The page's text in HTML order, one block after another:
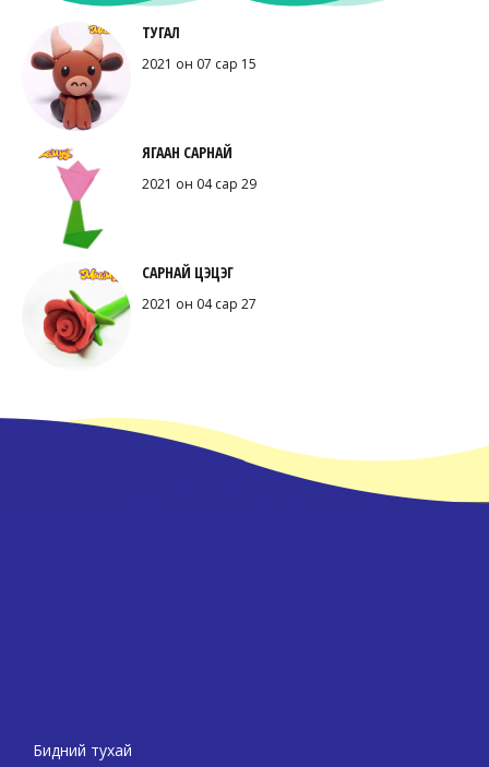
ТУГАЛ
2021 он 07 сар 15
ЯГААН САРНАЙ
2021 он 04 сар 29
САРНАЙ ЦЭЦЭГ
2021 он 04 сар 27
Бидний тухай